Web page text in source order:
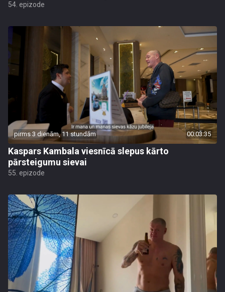
54. epizode
pirms 3 dienām, 11 stundām 00:03:35
Kaspars Kambala viesnīcā slepus kārto
pārsteigumu sievai
55. epizode